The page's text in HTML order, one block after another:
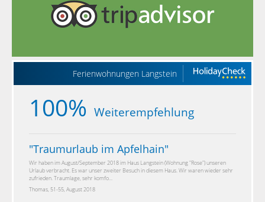
Ferienwohnungen Langstein
100% Weiterempfehlung
"Traumurlaub im Apfelhain"
Wir haben im August/September 2018 im Haus Langstein (Wohnung "Rose") unseren
Urlaub verbracht. Es war unser zweiter Besuch in diesem Haus. Wir waren wieder sehr
zufrieden. Traumlage, sehr komfo...
Thomas, 51-55, August 2018